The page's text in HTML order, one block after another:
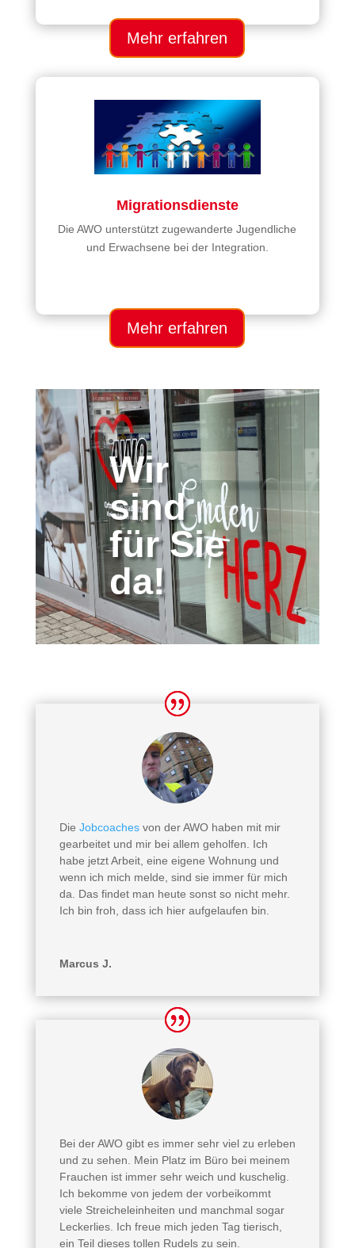
Mehr erfahren
Migrationsdienste
Die AWO unterstützt zugewanderte Jugendliche
und Erwachsene bei der Integration.
Mehr erfahren
Wir
sind
für Sie
da!
Die Jobcoachesvon der AWO haben mit mir
gearbeitet und mir bei allem geholfen. Ich
habe jetzt Arbeit, eine eigene Wohnung und
wenn ich mich melde, sind sie immer für mich
da. Das findet man heute sonst so nicht mehr.
Ich bin froh, dass ich hier aufgelaufen bin.
Marcus J.
Bei der AWO gibt es immer sehr viel zu erleben
und zu sehen. Mein Platz im Büro bei meinem
Frauchen ist immer sehr weich und kuschelig.
Ich bekomme von jedem der vorbeikommt
viele Streicheleinheiten und manchmal sogar
Leckerlies. Ich freue mich jeden Tag tierisch,
ein Teil dieses tollen Rudels zu sein.